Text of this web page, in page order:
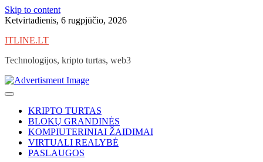
Skip to content
Ketvirtadienis, 6 rugpjūčio, 2026
ITLINE.LT
Technologijos, kripto turtas, web3
KRIPTO TURTAS
BLOKŲ GRANDINĖS
KOMPIUTERINIAI ŽAIDIMAI
VIRTUALI REALYBĖ
PASLAUGOS